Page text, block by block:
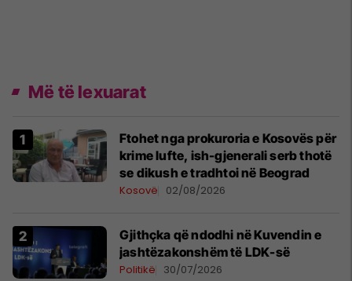
Më të lexuarat
Ftohet nga prokuroria e Kosovës për
krime lufte, ish-gjenerali serb thotë
se dikush e tradhtoi në Beograd
Kosovë 02/08/2026
Gjithçka që ndodhi në Kuvendin e
jashtëzakonshëm të LDK-së
Politikë 30/07/2026